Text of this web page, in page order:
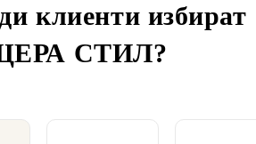
клиенти избират
СТИЛ?